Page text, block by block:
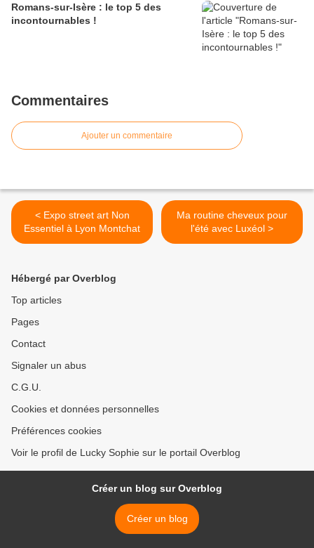
Romans-sur-Isère : le top 5 des
incontournables !
Commentaires
Ajouter un commentaire
< Expo street art Non
Essentiel à Lyon Montchat
Ma routine cheveux pour
l'été avec Luxéol >
Hébergé par Overblog
Top articles
Pages
Contact
Signaler un abus
C.G.U.
Cookies et données personnelles
Préférences cookies
Voir le profil de Lucky Sophie sur le portail Overblog
Créer un blog sur Overblog
Créer un blog